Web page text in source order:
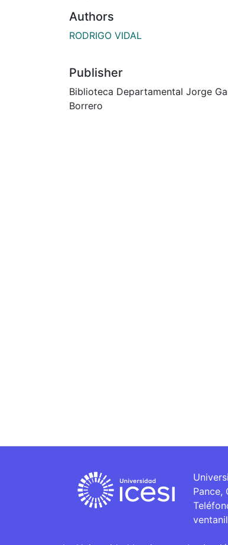
Authors
RODRIGO VIDAL
Publisher
Biblioteca Departamental Jorge
Borrero
Pance,